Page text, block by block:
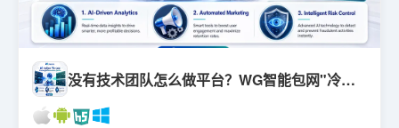
没有技术团队怎么做平台？WG智能包网"冷启动"实战拆解